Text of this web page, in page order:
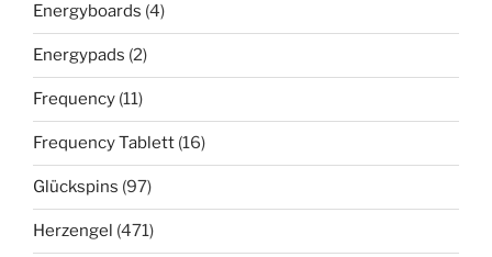
Energyboards (4)
Energypads (2)
Frequency (11)
Frequency Tablett (16)
Glückspins (97)
Herzengel (471)